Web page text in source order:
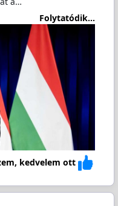
Folytatódik...
kedvelem ott